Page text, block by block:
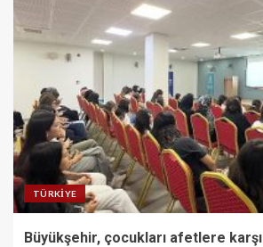
TÜRKIYE
Büyükşehir, çocukları afetlere